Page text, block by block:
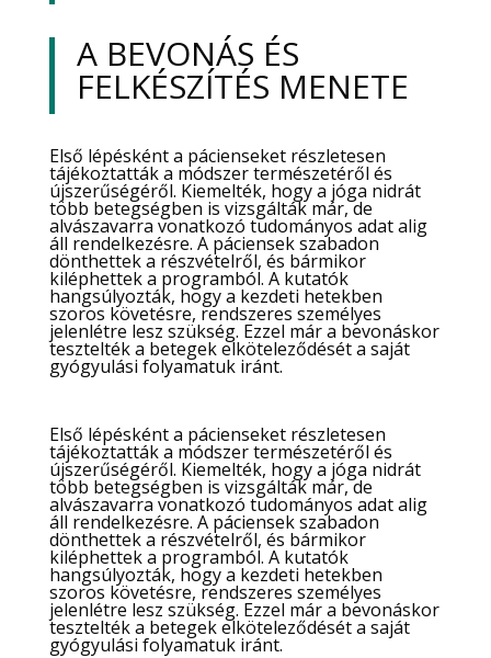
A BEVONÁS ÉS
FELKÉSZÍTÉS MENETE
Első lépésként a pácienseket részletesen
tájékoztatták a módszer természetéről és
újszerűségéről. Kiemelték, hogy a jóga nidrát
több betegségben is vizsgálták már, de
alvászavarra vonatkozó tudományos adat alig
áll rendelkezésre. A páciensek szabadon
dönthettek a részvételről, és bármikor
kiléphettek a programból. A kutatók
hangsúlyozták, hogy a kezdeti hetekben
szoros követésre, rendszeres személyes
jelenlétre lesz szükség. Ezzel már a bevonáskor
tesztelték a betegek elköteleződését a saját
gyógyulási folyamatuk iránt.
Első lépésként a pácienseket részletesen
tájékoztatták a módszer természetéről és
újszerűségéről. Kiemelték, hogy a jóga nidrát
több betegségben is vizsgálták már, de
alvászavarra vonatkozó tudományos adat alig
áll rendelkezésre. A páciensek szabadon
dönthettek a részvételről, és bármikor
kiléphettek a programból. A kutatók
hangsúlyozták, hogy a kezdeti hetekben
szoros követésre, rendszeres személyes
jelenlétre lesz szükség. Ezzel már a bevonáskor
tesztelték a betegek elköteleződését a saját
gyógyulási folyamatuk iránt.